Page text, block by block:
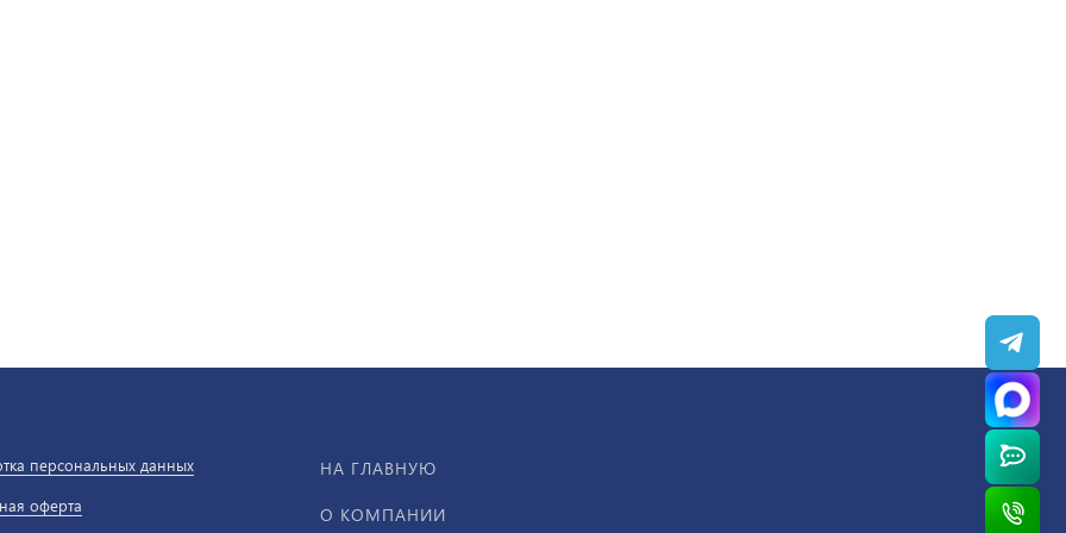
персональных данных
оферта
НА ГЛАВНУЮ
О КОМПАНИИ